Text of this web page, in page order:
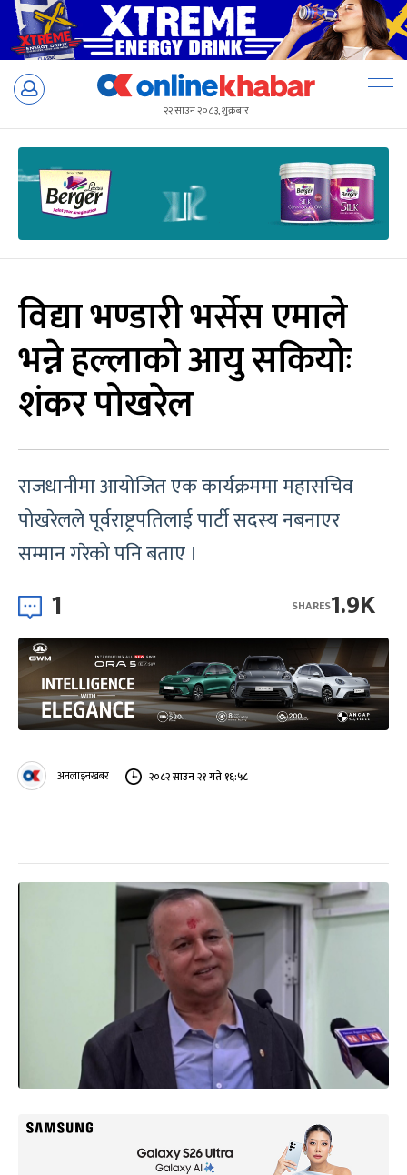
Skip
२२ साउन २०८३, शुक्रबार
विद्या भण्डारी भर्सेस एमाले
भन्ने हल्लाको आयु सकियोः
शंकर पोखरेल
राजधानीमा आयोजित एक कार्यक्रममा महासचिव
पोखरेलले पूर्वराष्ट्रपतिलाई पार्टी सदस्य नबनाएर
सम्मान गरेको पनि बताए ।
1 1.9K
SHARES
अनलाइनखबर २०८२ साउन २१ गते १६:५८